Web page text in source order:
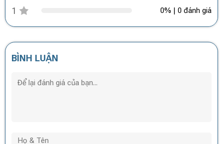
1 0% | 0 đánh giá
BÌNH LUẬN